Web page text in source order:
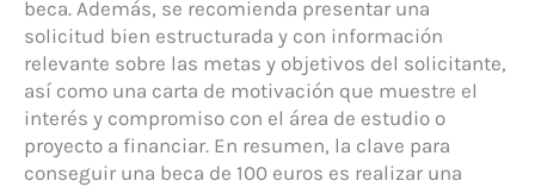
beca. Además, se recomienda presentar una
solicitud bien estructurada y con información
relevante sobre las metas y objetivos del solicitante,
así como una carta de motivación que muestre el
interés y compromiso con el área de estudio o
proyecto a financiar. En resumen, la clave para
conseguir una beca de 100 euros es realizar una